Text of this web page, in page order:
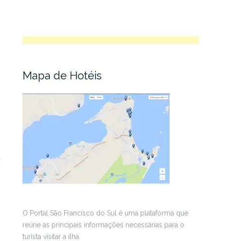
Mapa de Hotéis
O Portal São Francisco do Sul é uma plataforma que
reúne as principais informações necessárias para o
turista visitar a ilha.